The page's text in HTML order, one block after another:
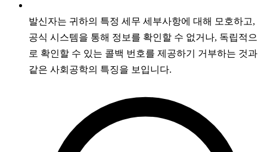
발신자는 귀하의 특정 세무 세부사항에 대해 모호하고,
공식 시스템을 통해 정보를 확인할 수 없거나, 독립적으
로 확인할 수 있는 콜백 번호를 제공하기 거부하는 것과
같은 사회공학의 특징을 보입니다.